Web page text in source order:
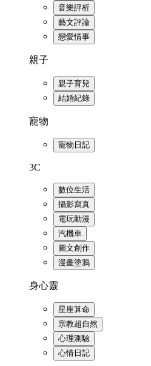
音樂評析
藝文評論
戀愛情事
親子
親子育兒
結婚紀錄
寵物
寵物日記
3C
數位生活
攝影寫真
電玩動漫
汽機車
圖文創作
漫畫塗鴉
身心靈
星座算命
宗教超自然
心理測驗
心情日記